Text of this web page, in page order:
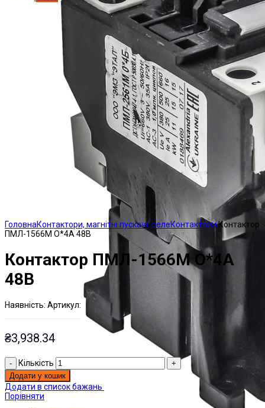
ГоловнаКонтактори, магнітні пускачі, релеКонтакториКонтактор
ПМЛ-1566М О*4А 48В
Контактор ПМЛ-1566М О*4А
48В
Наявнiсть: На складі
Артикул:
ЭТАЛ0047798;
₴3,938.34
Кількість
Додати у кошик
Додати в список бажань
Порівняти